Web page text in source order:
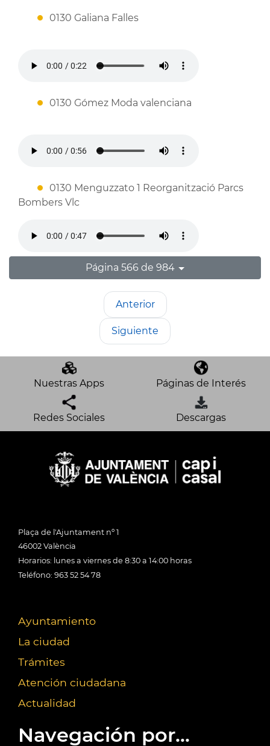
0130 Galiana Falles
0130 Gómez Moda valenciana
0130 Menguzzato 1 Reorganització Parcs
Bombers Vlc
Página 566 de 984
Anterior
Siguiente
Nuestras Apps Páginas de Interés
Redes Sociales Descargas
Plaça de l'Ajuntament nº 1
46002 València
Horarios: lunes a viernes de 8:30 a 14:00 horas
Teléfono: 963 52 54 78
Ayuntamiento
La ciudad
Trámites
Atención ciudadana
Actualidad
Navegación por...